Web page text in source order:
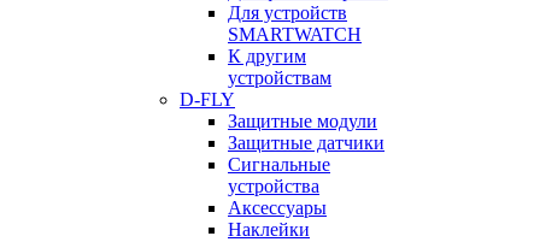
Для устройств
SMARTWATCH
К другим
устройствам
D-FLY
Защитные модули
Защитные датчики
Сигнальные
устройства
Аксессуары
Наклейки